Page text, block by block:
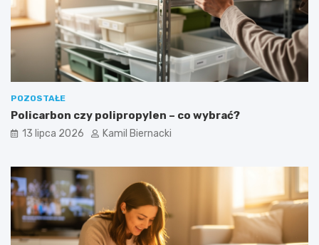
POZOSTAŁE
Policarbon czy polipropylen – co wybrać?
13 lipca 2026 Kamil Biernacki